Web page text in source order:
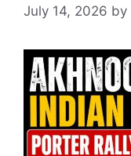
July 14, 2026 by